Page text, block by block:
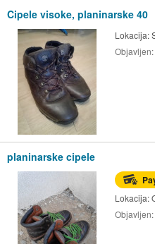
Cipele visoke, planinarske 40
Lokacija:
Objavljen:
planinarske cipele
Lokacija:
Objavljen: